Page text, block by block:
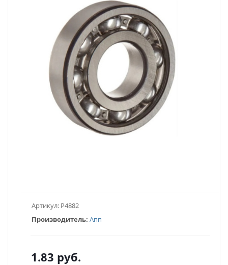
Артикул: P4882
Производитель: Апп
1.83 руб.